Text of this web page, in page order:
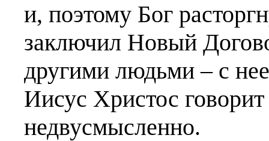
и, поэтому Бог
заключил Новый
другими людьми – с
Иисус Христос
недвусмысленно.